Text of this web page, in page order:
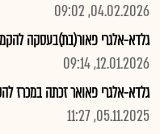
04.02.2026, 09:02
גלדא-אלגרי פאור(בת)בעסקה להקמת
12.01.2026, 09:14
גלדא-אלגרי פאואר זכתה במכרז
05.11.2025, 11:27